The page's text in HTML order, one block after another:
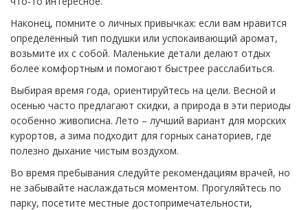
Наконец, помните о личных привычках: если вам нравится
определённый тип подушки или успокаивающий аромат,
возьмите их с собой. Маленькие детали делают отдых
более комфортным и помогают быстрее расслабиться.
Выбирая время года, ориентируйтесь на цели. Весной и
осенью часто предлагают скидки, а природа в эти периоды
особенно живописна. Лето – лучший вариант для морских
курортов, а зима подходит для горных санаториев, где
полезно дыхание чистым воздухом.
Во время пребывания следуйте рекомендациям врачей, но
не забывайте наслаждаться моментом. Прогуляйтесь по
парку, посетите местные достопримечательности,